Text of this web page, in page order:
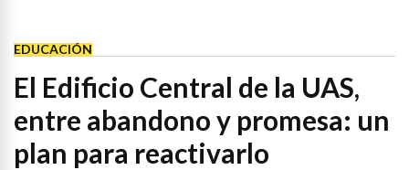
EDUCACIÓN
El Edificio Central de la UAS,
entre abandono y promesa: un
plan para reactivarlo